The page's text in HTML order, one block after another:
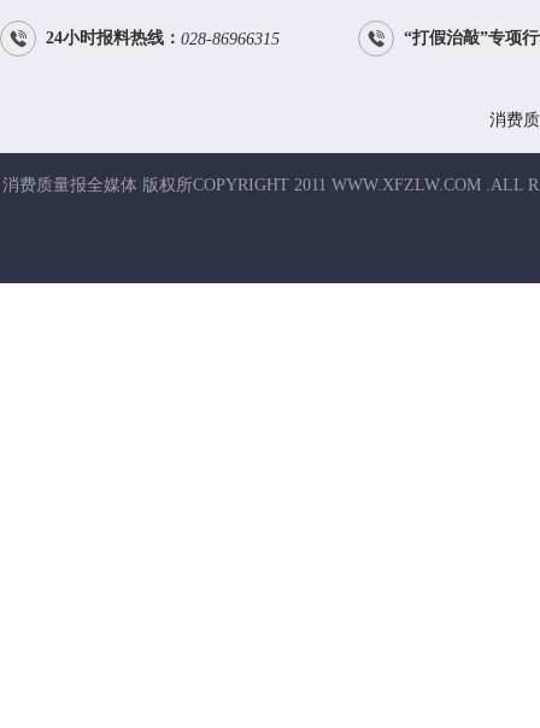
 24小时报料热线： 028-86966315  “打假治敲”专项
消费
消费质量报全媒体 版权所COPYRIGHT 2011 WWW.XFZLW.COM .ALL